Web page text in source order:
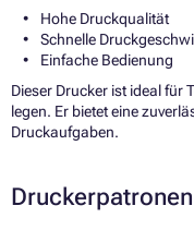
Hohe Druckqualität
Schnelle
Einfache Bedienung
Dieser Drucker ist ideal für
legen. Er bietet eine
Druckaufgaben.